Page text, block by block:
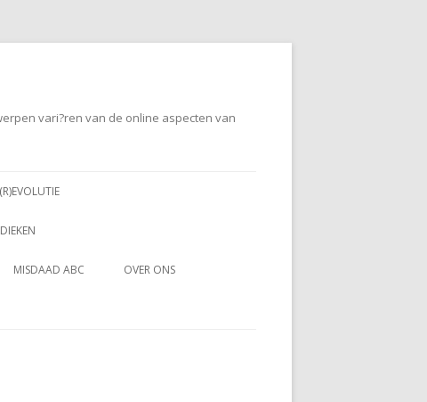
vari?ren van de online aspecten van
MISDAAD ABC OVER ONS